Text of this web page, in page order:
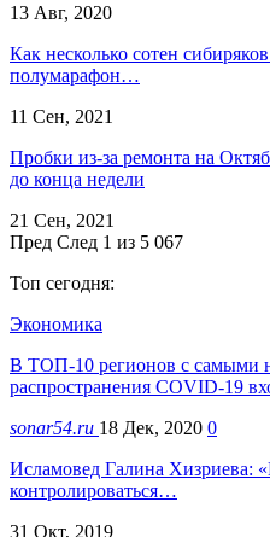
13 Авг, 2020
Как несколько сотен
полумарафон…
11 Сен, 2021
Пробки из-за ремонта на
до конца недели
21 Сен, 2021
Пред След 1 из 5 067
Топ сегодня:
Экономика
В ТОП-10 регионов с самыми
распространения COVID-19
sonar54.ru 18 Дек, 2020 0
Исламовед Галина Хизриева:
контролироваться…
31 Окт, 2019